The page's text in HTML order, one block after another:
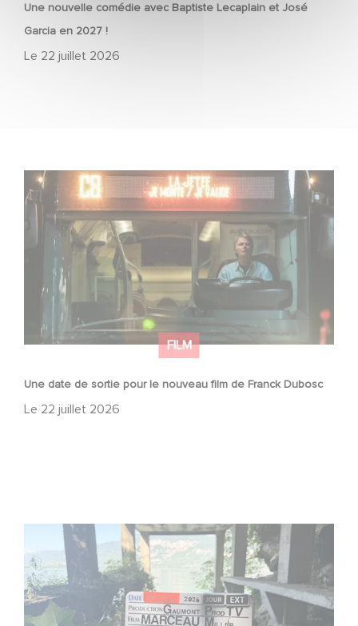
Une nouvelle comédie avec Baptiste Lecaplain et José
Garcia en 2027 !
Le 22 juillet 2026
FILM
Une date de sortie pour le nouveau film de Franck Dubosc
Le 22 juillet 2026
Une date de sortie pour le nouveau film de Franck
Dubosc
Le tournage de la mini-série Le Roman de Marceau Miller
a débuté